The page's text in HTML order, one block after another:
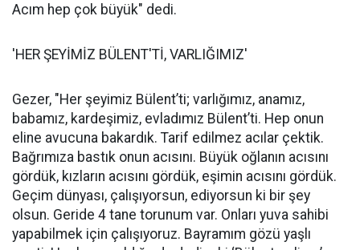
Acım hep çok büyük" dedi.
'HER ŞEYİMİZ BÜLENT'Tİ, VARLIĞIMIZ'
Gezer, "Her şeyimiz Bülent’ti; varlığımız, anamız,
babamız, kardeşimiz, evladımız Bülent’ti. Hep onun
eline avucuna bakardık. Tarif edilmez acılar çektik.
Bağrımıza bastık onun acısını. Büyük oğlanın acısını
gördük, kızların acısını gördük, eşimin acısını gördük.
Geçim dünyası, çalışıyorsun, ediyorsun ki bir şey
olsun. Geride 4 tane torunum var. Onları yuva sahibi
yapabilmek için çalışıyoruz. Bayramım gözü yaşlı